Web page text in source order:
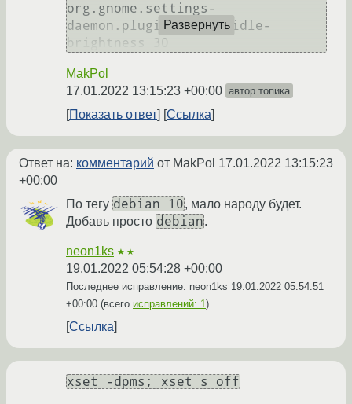
org.gnome.settings-
daemon.plugins.power idle-
Развернуть
MakPol
17.01.2022 13:15:23 +00:00 автор топика
Показать ответ Ссылка
Ответ на: комментарий от MakPol 17.01.2022 13:15:23
+00:00
По тегу debian 10, мало народу будет.
Добавь просто debian.
neon1ks ★★
19.01.2022 05:54:28 +00:00
Последнее исправление: neon1ks 19.01.2022 05:54:51
+00:00 (всего исправлений: 1)
Ссылка
xset -dpms; xset s off